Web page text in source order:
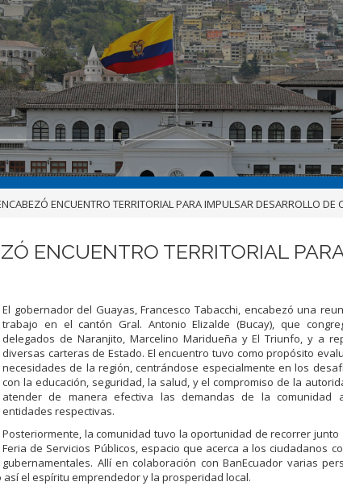
ENCUENTRO TERRITORIAL PARA IMPULSAR DESARROLLO DE
ENCUENTRO TERRITORIAL
El gobernador del Guayas, Francesco Tabacchi, encabezó una
trabajo en el cantón Gral. Antonio Elizalde (Bucay), que
delegados de Naranjito, Marcelino Maridueña y El Triunfo, y a
diversas carteras de Estado. El encuentro tuvo como propósito
necesidades de la región, centrándose especialmente en los
con la educación, seguridad, la salud, y el compromiso de la
atender de manera efectiva las demandas de la comunidad
entidades respectivas.
Posteriormente, la comunidad tuvo la oportunidad de recorrer junto
Feria de Servicios Públicos, espacio que acerca a los ciudadanos
gubernamentales. Allí en colaboración con BanEcuador varias
el espíritu emprendedor y la prosperidad local.